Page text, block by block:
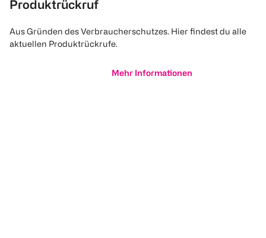
Produktrückruf
Aus Gründen des Verbraucherschutzes. Hier findest du alle
aktuellen Produktrückrufe.
Mehr Informationen